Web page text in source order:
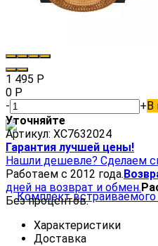
1 495 Р
0 Р
-
+В
Уточняйте
Артикул: XC7632024
Гарантия лучшей цены!
Нашли дешевле? Сделаем
Работаем с 2012 года.
дней на возврат и обмен.
Без процентов.
Характеристики
Доставка